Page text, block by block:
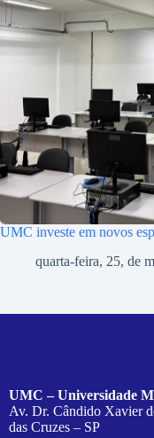
UMC investe em novos
quarta-feira, 25, de
UMC – Universidade
Av. Dr. Cândido Xavier
das Cruzes – SP